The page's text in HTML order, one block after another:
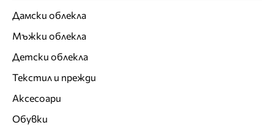
Дамски облекла
Мъжки облекла
Детски облекла
Текстил и прежди
Аксесоари
Обувки